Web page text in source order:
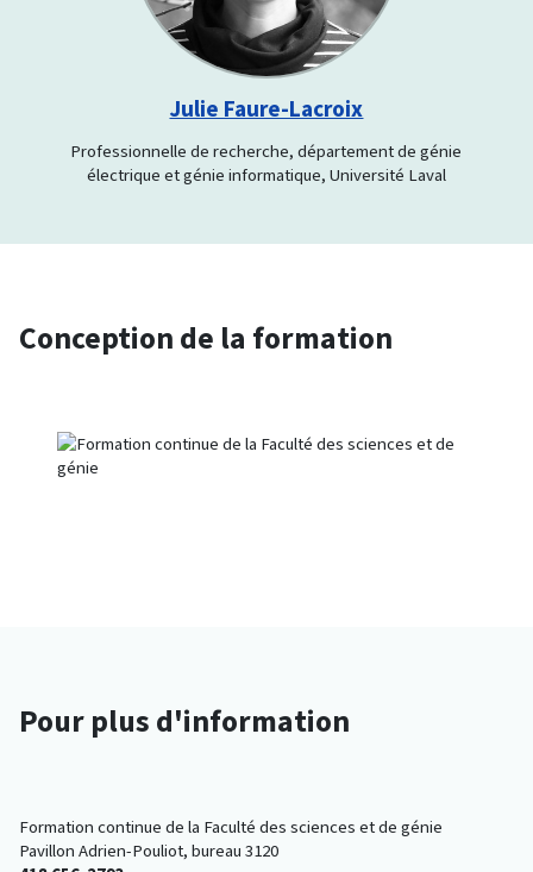
Julie Faure-Lacroix
Professionnelle de recherche, département de génie
électrique et génie informatique, Université Laval
Conception de la formation
Pour plus d'information
Formation continue de la Faculté des sciences et de génie
Pavillon Adrien-Pouliot, bureau 3120